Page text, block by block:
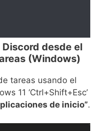
desde el
(Windows)
tareas usando el
11 ‘Ctrl+Shift+Esc’
de inicio”.